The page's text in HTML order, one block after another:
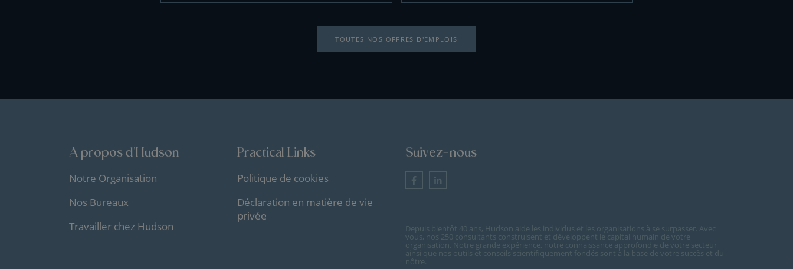
TOUTES NOS OFFRES D'EMPLOIS
A propos d'Hudson
Notre Organisation
Nos Bureaux
Travailler chez Hudson
Practical Links
Politique de cookies
Déclaration en matière de vie
privée
Suivez-nous
Depuis bientôt 40 ans, Hudson aide les individus et les organisations à se surpasser. Avec
vous, nos 250 consultants construisent et développent le capital humain de votre
organisation. Notre grande expérience, notre connaissance approfondie de votre secteur
ainsi que nos outils et conseils scientifiquement fondés sont à la base de votre succès et du
nôtre.